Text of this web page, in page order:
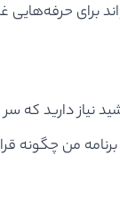
برای حرفه‌هایی
دارید که سر
من چگونه